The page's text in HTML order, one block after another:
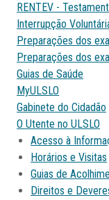
RENTEV -
Interrupção
Preparações dos
Preparações dos
Guias de Saúde
MyULSLO
Gabinete do Cidadão
O Utente no ULSLO
Acesso à
Horários e Visitas
Guias de
Direitos e